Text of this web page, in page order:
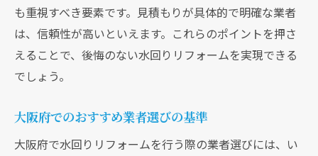
も重視すべき要素です。見積もりが具体的で明確な業者
は、信頼性が高いといえます。これらのポイントを押さ
えることで、後悔のない水回りリフォームを実現できる
でしょう。
大阪府でのおすすめ業者選びの基準
大阪府で水回りリフォームを行う際の業者選びには、い